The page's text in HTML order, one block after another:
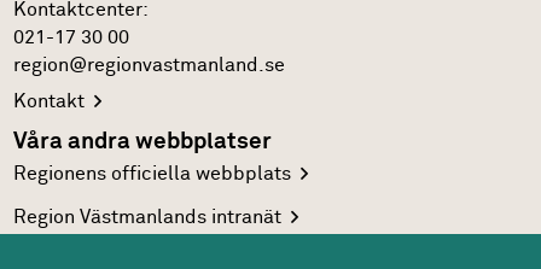
Kontakt­center:
021-17 30 00
region@regionvastmanland.se
Kontakt
Våra andra webbplatser
Regionens officiellawebbplats
Region Västmanlandsintranät